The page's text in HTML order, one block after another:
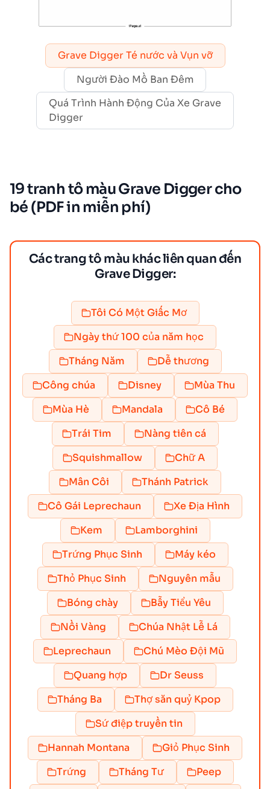
Grave Digger Té nước và Vụn vỡ
Người Đào Mồ Ban Đêm
Quá Trình Hành Động Của Xe Grave
Digger
19 tranh tô màu Grave Digger cho
bé (PDF in miễn phí)
Các trang tô màu khác liên quan đến
Grave Digger:
Tôi Có Một Giấc Mơ
Ngày thứ 100 của năm học
Tháng Năm
Dễ thương
Công chúa
Disney
Mùa Thu
Mùa Hè
Mandala
Cô Bé
Trái Tim
Nàng tiên cá
Squishmallow
Chữ A
Mân Côi
Thánh Patrick
Cô Gái Leprechaun
Xe Địa Hình
Kem
Lamborghini
Trứng Phục Sinh
Máy kéo
Thỏ Phục Sinh
Nguyên mẫu
Bóng chày
Bẫy Tiểu Yêu
Nồi Vàng
Chúa Nhật Lễ Lá
Leprechaun
Chú Mèo Đội Mũ
Quang hợp
Dr Seuss
Tháng Ba
Thợ săn quỷ Kpop
Sứ điệp truyền tin
Hannah Montana
Giỏ Phục Sinh
Trứng
Tháng Tư
Peep